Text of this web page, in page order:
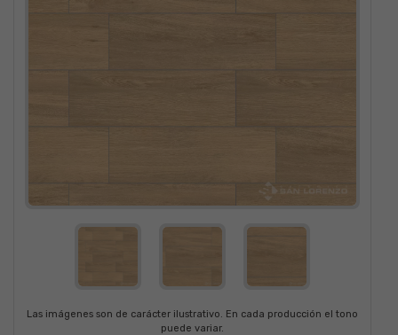
Las imágenes son de carácter ilustrativo. En cada producción el tono
puede variar.